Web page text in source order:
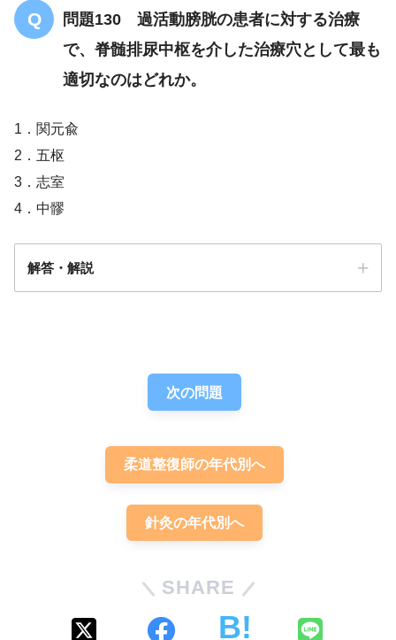
問題130 過活動膀胱の患者に対する治療
で、脊髄排尿中枢を介した治療穴として最も
適切なのはどれか。
1．関元兪
2．五枢
3．志室
4．中髎
解答・解説
次の問題
柔道整復師の年代別へ
針灸の年代別へ
SHARE